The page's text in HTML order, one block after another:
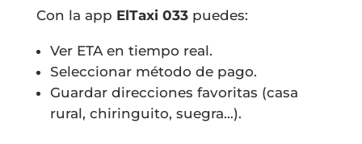
Con la app ElTaxi 033puedes:
Ver ETA en tiempo real.
Seleccionar método de pago.
Guardar direcciones favoritas (casa
rural, chiringuito, suegra…).